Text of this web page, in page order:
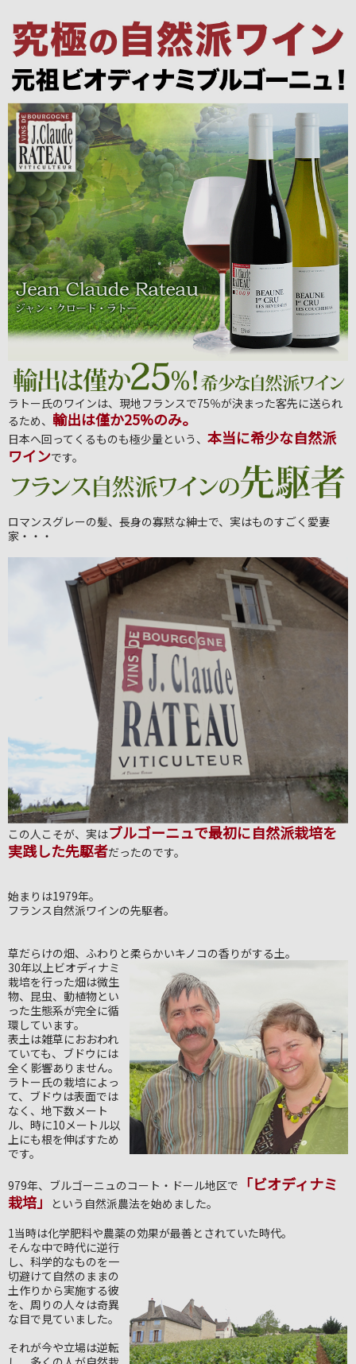
ラトー氏のワインは、現地フランスで75％が決まった客先に送られ
るため、 輸出は僅か25%のみ。
日本へ回ってくるものも極少量という、 本当に希少な自然派
ワインです。
ロマンスグレーの髪、長身の寡黙な紳士で、実はものすごく愛妻
家・・・
この人こそが、実はブルゴーニュで最初に自然派栽培を
実践した先駆者だったのです。
始まりは1979年。
フランス自然派ワインの先駆者。
草だらけの畑、ふわりと柔らかいキノコの香りがする土。
30年以上ビオディナミ
栽培を行った畑は微生
物、昆虫、動植物とい
った生態系が完全に循
環しています。
表土は雑草におおわれ
ていても、ブドウには
全く影響ありません。
ラトー氏の栽培によっ
て、ブドウは表面では
なく、地下数メート
ル、時に10メートル以
上にも根を伸ばすため
です。
979年、ブルゴーニュのコート・ドール地区で 「ビオディナミ
栽培」
という自然派農法を始めました。
1当時は化学肥料や農薬の効果が最善とされていた時代。
そんな中で時代に逆行
し、科学的なものを一
切避けて自然のままの
土作りから実施する彼
を、周りの人々は奇異
な目で見ていました。
それが今や立場は逆転